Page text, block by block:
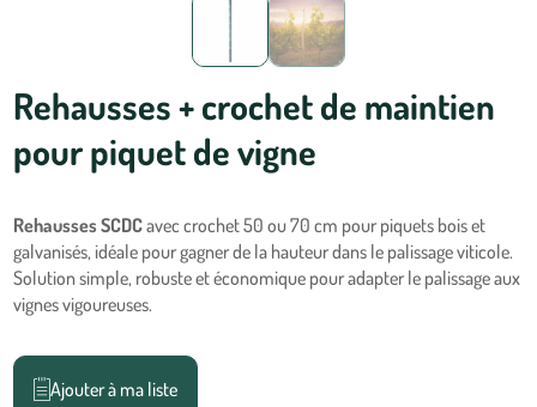
Rehausses + crochet de maintien
pour piquet de vigne
Rehausses SCDCavec crochet 50 ou 70 cm pour piquets bois et
galvanisés, idéale pour gagner de la hauteur dans le palissage viticole.
Solution simple, robuste et économique pour adapter le palissage aux
vignes vigoureuses.
Ajouter à ma liste